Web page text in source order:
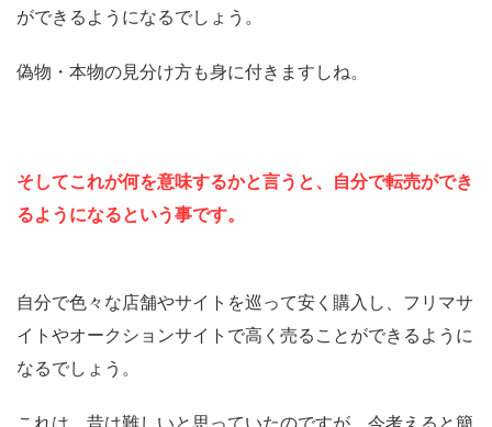
ができるようになるでしょう。
偽物・本物の見分け方も身に付きますしね。
そしてこれが何を意味するかと言うと、自分で転売ができ
るようになるという事です。
自分で色々な店舗やサイトを巡って安く購入し、フリマサ
イトやオークションサイトで高く売ることができるように
なるでしょう。
これは、昔は難しいと思っていたのですが、今考えると簡